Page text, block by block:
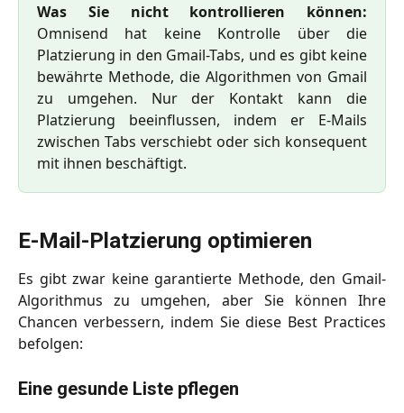
Was Sie nicht kontrollieren können:
Omnisend hat keine Kontrolle über die
Platzierung in den Gmail-Tabs, und es gibt keine
bewährte Methode, die Algorithmen von Gmail
zu umgehen. Nur der Kontakt kann die
Platzierung beeinflussen, indem er E-Mails
zwischen Tabs verschiebt oder sich konsequent
mit ihnen beschäftigt.
E-Mail-Platzierung optimieren
Es gibt zwar keine garantierte Methode, den Gmail-
Algorithmus zu umgehen, aber Sie können Ihre
Chancen verbessern, indem Sie diese Best Practices
befolgen:
Eine gesunde Liste pflegen